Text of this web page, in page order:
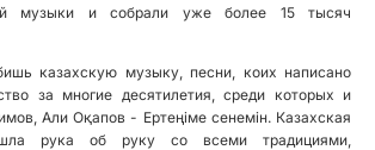
музыки и собрали уже более 15 тысяч
казахскую музыку, песни, коих написано
за многие десятилетия, среди которых и
Али Оқапов - Ертеңіме сенемін. Казахская
рука об руку со всеми традициями,